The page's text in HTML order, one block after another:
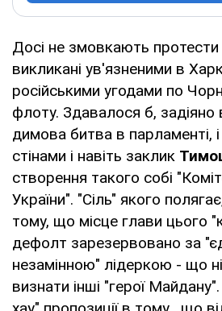
Досі не змовкають протести
викликані ув'язненими в
російськими угодами по
флоту. Здавалося б, задіяно
димова битва в парламенті, і
стінами і навіть заклик
створення такого собі
України". "Сіль" якого
тому, що місце глави цього
дефолт зарезервовано за
незамінною" лідеркою - що
визнати інші "герої